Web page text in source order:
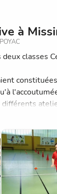
à
classes
de relais
pas atteint
nous ont
tenir.